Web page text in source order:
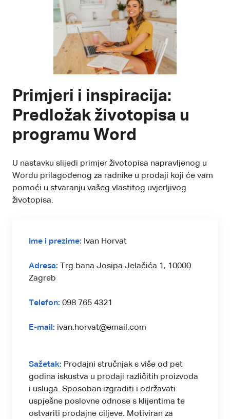
Primjeri i inspiracija:
Predložak životopisa u
programu Word
U nastavku slijedi primjer životopisa napravljenog u
Wordu prilagođenog za radnike u prodaji koji će vam
pomoći u stvaranju vašeg vlastitog uvjerljivog
životopisa.
Ime i prezime: Ivan Horvat
Adresa: Trg bana Josipa Jelačića 1, 10000
Zagreb
Telefon: 098 765 4321
E-mail: ivan.horvat@email.com
Sažetak: Prodajni stručnjak s više od pet
godina iskustva u prodaji različitih proizvoda
i usluga. Sposoban izgraditi i održavati
uspješne poslovne odnose s klijentima te
ostvariti prodajne ciljeve. Motiviran za